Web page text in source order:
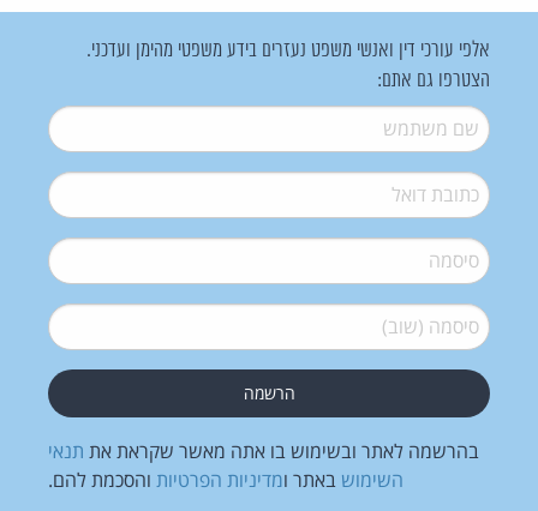
אלפי עורכי דין ואנשי משפט נעזרים בידע משפטי מהימן ועדכני.
הצטרפו גם אתם:
שם משתמש*
דואל*
סיסמה*
סיסמה (שוב)*
בהרשמה לאתר ובשימוש בו אתה מאשר שקראת את תנאי
השימוש באתר ומדיניות הפרטיות והסכמת להם.